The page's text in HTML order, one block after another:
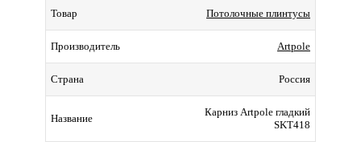
Товар Потолочные плинтусы
Производитель Artpole
Страна Россия
Название
Карниз Artpole гладкий
SKT418